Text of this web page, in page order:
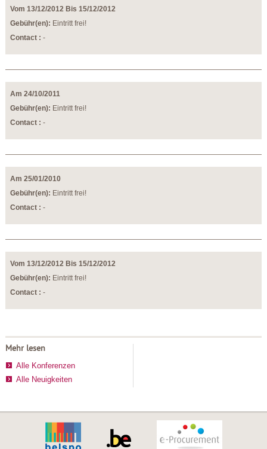
Vom 13/12/2012 Bis 15/12/2012
Gebühr(en): Eintritt frei!
Contact : -
Am 24/10/2011
Gebühr(en): Eintritt frei!
Contact : -
Am 25/01/2010
Gebühr(en): Eintritt frei!
Contact : -
Vom 13/12/2012 Bis 15/12/2012
Gebühr(en): Eintritt frei!
Contact : -
Mehr lesen
Alle Konferenzen
Alle Neuigkeiten